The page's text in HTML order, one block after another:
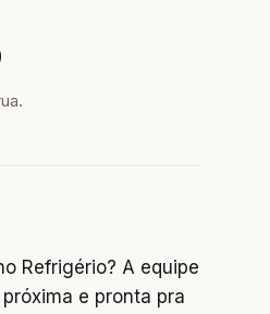
Refrigério? A equipe
e pronta pra